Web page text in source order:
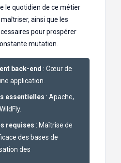
le quotidien de ce métier
ainsi que les
pour prospérer
mutation.
back-end : Cœur de
application.
essentielles : Apache,
requises : Maîtrise de
des bases de
des